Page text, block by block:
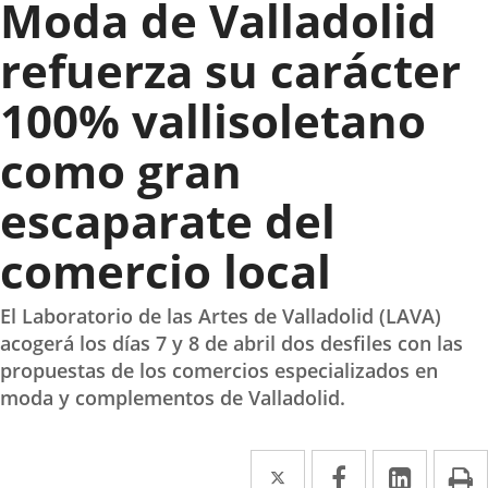
Moda de Valladolid
refuerza su carácter
100% vallisoletano
como gran
escaparate del
comercio local
El Laboratorio de las Artes de Valladolid (LAVA)
acogerá los días 7 y 8 de abril dos desfiles con las
propuestas de los comercios especializados en
moda y complementos de Valladolid.
Twitter
Enlace Facebook
EnlaceEnlace